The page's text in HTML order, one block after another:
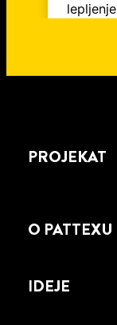
lepljenje
PROJEKAT
O PATTEXU
IDEJE